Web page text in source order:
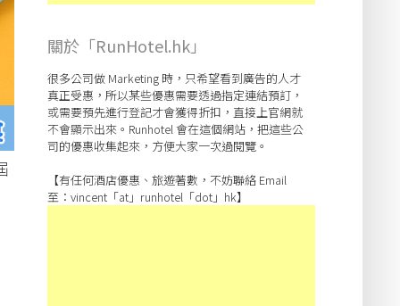
關於「RunHotel.hk」
很多公司做 Marketing 時，只希望看到廣告的人才
真正受惠，所以某些優惠需要透過指定連結預訂，
或需要預先進行登記才會獲得折扣，直接上官網就
不會顯示出來。Runhotel 會在這個網站，把這些公
司的優惠收集起來，方便大家一次過閱覽。
【有任何酒店優惠、旅遊著數，不妨聯絡 Email
至：vincent「at」runhotel「dot」hk】